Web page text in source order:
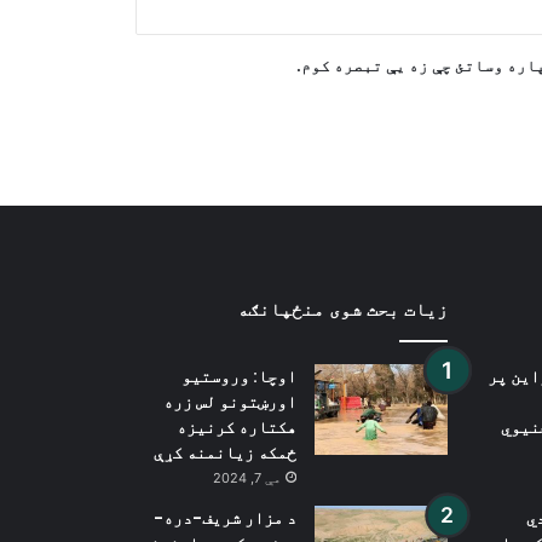
ټپیان
وساتئ چې زه یې تبصره کوم.
پر
زیات بحث شوی منځپانګه
اوچا: وروستیو
اورښتونو لس زره
هکتاره کرنیزه
ځمکه زیانمنه کړې
مې 7, 2024
د مزار شریف-دره-